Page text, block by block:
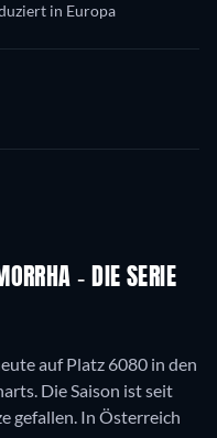
in Europa
- DIE SERIE
auf Platz 6080 in den
Die Saison ist seit
gefallen. In Österreich